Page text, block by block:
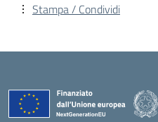
Stampa / Condividi